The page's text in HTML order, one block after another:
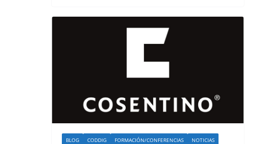
BLOG CODDIG FORMACIÓN/CONFERENCIAS NOTICIAS